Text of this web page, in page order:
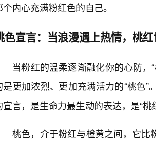
个内心充满粉红色的自己。
色宣言：当浪漫遇上热情，桃
当粉红的温柔逐渐融化你的心防
是更加浓烈、更加充满活力的“桃色
宣言，是生命力最生动的表达，是“
桃色，介于粉红与橙黄之间，它比